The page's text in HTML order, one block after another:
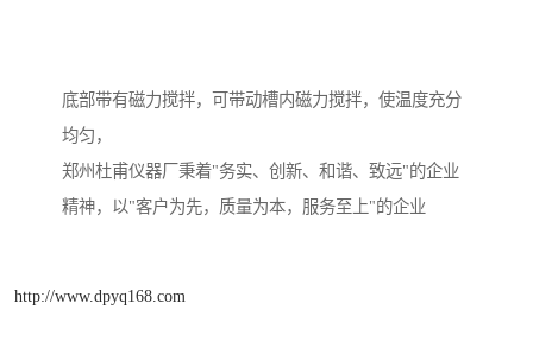
底部带有磁力搅拌，可带动槽内磁力搅拌，使温度充分
均匀，
郑州杜甫仪器厂秉着"务实、创新、和谐、致远"的企业
精神，以"客户为先，质量为本，服务至上"的企业
http://www.dpyq168.com